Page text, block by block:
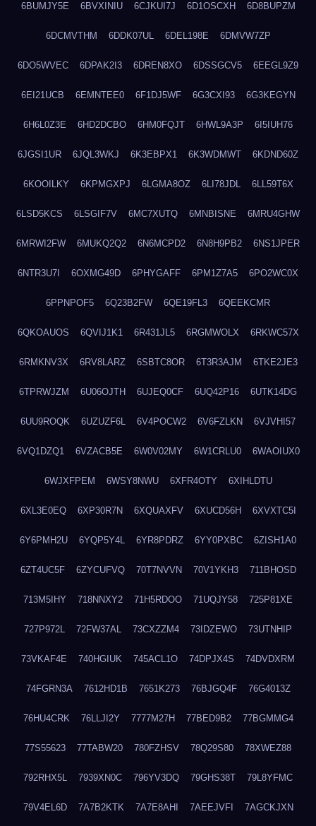
6BUMJY5E 6BVXINIU 6CJKUI7J 6D1OSCXH 6D8BUPZM
6DCMVTHM 6DDK07UL 6DEL198E 6DMVW7ZP
6DO5WVEC 6DPAK2I3 6DREN8XO 6DSSGCV5 6EEGL9Z9
6EI21UCB 6EMNTEE0 6F1DJ5WF 6G3CXI93 6G3KEGYN
6H6L0Z3E 6HD2DCBO 6HM0FQJT 6HWL9A3P 6I5IUH76
6JGSI1UR 6JQL3WKJ 6K3EBPX1 6K3WDMWT 6KDND60Z
6KOOILKY 6KPMGXPJ 6LGMA8OZ 6LI78JDL 6LL59T6X
6LSD5KCS 6LSGIF7V 6MC7XUTQ 6MNBISNE 6MRU4GHW
6MRWI2FW 6MUKQ2Q2 6N6MCPD2 6N8H9PB2 6NS1JPER
6NTR3U7I 6OXMG49D 6PHYGAFF 6PM1Z7A5 6PO2WC0X
6PPNPOF5 6Q23B2FW 6QE19FL3 6QEEKCMR
6QKOAUOS 6QVIJ1K1 6R431JL5 6RGMWOLX 6RKWC57X
6RMKNV3X 6RV8LARZ 6SBTC8OR 6T3R3AJM 6TKE2JE3
6TPRWJZM 6U06OJTH 6UJEQ0CF 6UQ42P16 6UTK14DG
6UU9ROQK 6UZUZF6L 6V4POCW2 6V6FZLKN 6VJVHI57
6VQ1DZQ1 6VZACB5E 6W0V02MY 6W1CRLU0 6WAOIUX0
6WJXFPEM 6WSY8NWU 6XFR4OTY 6XIHLDTU
6XL3E0EQ 6XP30R7N 6XQUAXFV 6XUCD56H 6XVXTC5I
6Y6PMH2U 6YQP5Y4L 6YR8PDRZ 6YY0PXBC 6ZISH1A0
6ZT4UC5F 6ZYCUFVQ 70T7NVVN 70V1YKH3 711BHOSD
713M5IHY 718NNXY2 71H5RDOO 71UQJY58 725P81XE
727P972L 72FW37AL 73CXZZM4 73IDZEWO 73UTNHIP
73VKAF4E 740HGIUK 745ACL1O 74DPJX4S 74DVDXRM
74FGRN3A 7612HD1B 7651K273 76BJGQ4F 76G4013Z
76HU4CRK 76LLJI2Y 7777M27H 77BED9B2 77BGMMG4
77S55623 77TABW20 780FZHSV 78Q29S80 78XWEZ88
792RHX5L 7939XN0C 796YV3DQ 79GHS38T 79L8YFMC
79V4EL6D 7A7B2KTK 7A7E8AHI 7AEEJVFI 7AGCKJXN